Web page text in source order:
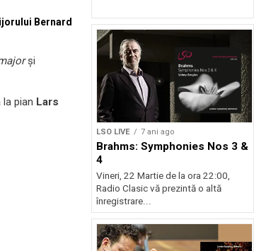
Bernard
și
pian Lars
LSO LIVE 7 ani ago
Brahms: Symphonies Nos 3 &
4
Vineri, 22 Martie de la ora 22:00,
Radio Clasic vă prezintă o altă
înregistrare...